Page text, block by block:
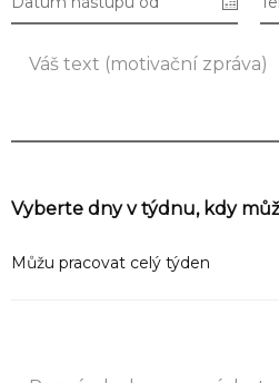
Vyberte dny v týdnu, kdy
Můžu pracovat celý týden